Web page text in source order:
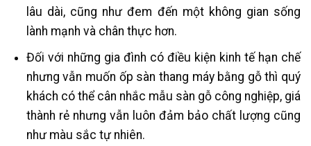
lâu dài, cũng như đem đến một không gian sống
lành mạnh và chân thực hơn.
Đối với những gia đình có điều kiện kinh tế hạn chế
nhưng vẫn muốn ốp sàn thang máy bằng gỗ thì quý
khách có thể cân nhắc mẫu sàn gỗ công nghiệp, giá
thành rẻ nhưng vẫn luôn đảm bảo chất lượng cũng
như màu sắc tự nhiên.